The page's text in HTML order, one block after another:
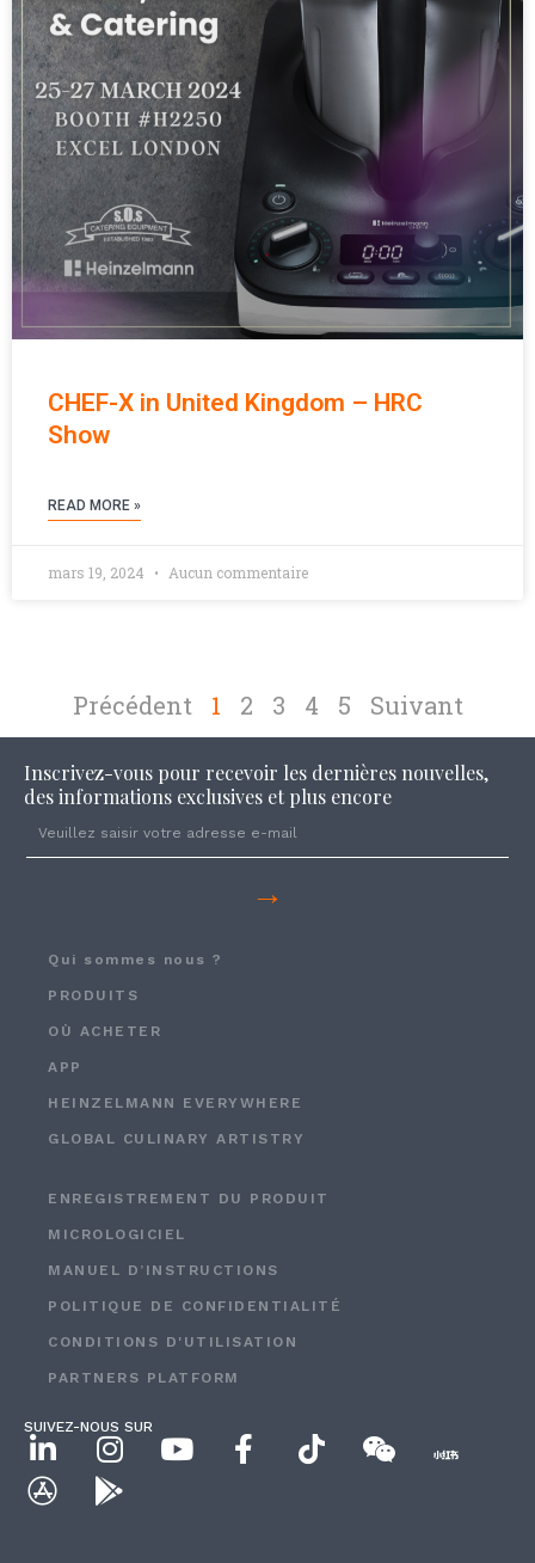
CHEF-X in United Kingdom – HRC
Show
READ MORE »
mars 19, 2024 Aucun commentaire
Précédent 1 2 3 4 5 Suivant
Inscrivez-vous pour recevoir les dernières nouvelles,
des informations exclusives et plus encore
→
Qui sommes nous ?
PRODUITS
OÙ ACHETER
APP
HEINZELMANN EVERYWHERE
GLOBAL CULINARY ARTISTRY
ENREGISTREMENT DU PRODUIT
MICROLOGICIEL
MANUEL D’INSTRUCTIONS
POLITIQUE DE CONFIDENTIALITÉ
CONDITIONS D'UTILISATION
PARTNERS PLATFORM
SUIVEZ-NOUS SUR